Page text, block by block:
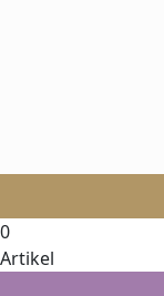
0
Artikel